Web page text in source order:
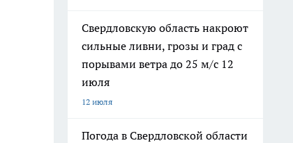
Свердловскую область накроют
сильные ливни, грозы и град с
порывами ветра до 25 м/с 12
июля
12 июля
Погода в Свердловской области